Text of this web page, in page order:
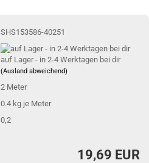
SHS153586-40251
auf Lager - in 2-4 Werktagen bei dir
(Ausland abweichend)
2 Meter
0.4 kg je Meter
0,2
19,69 EUR